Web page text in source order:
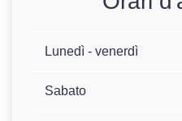
Lunedì - venerdì
Sabato